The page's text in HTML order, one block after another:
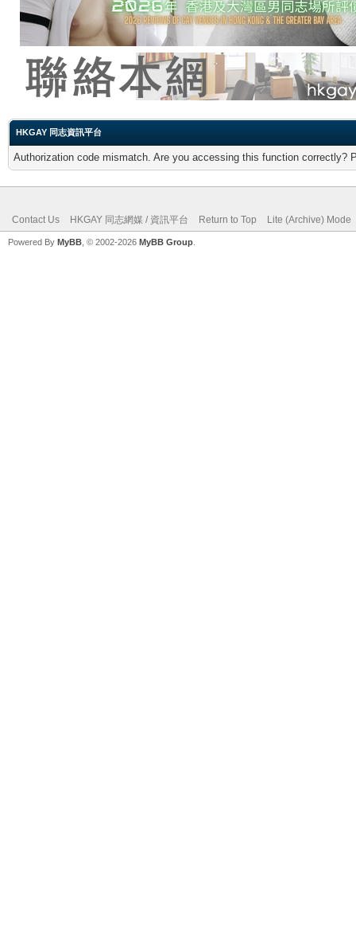
HKGAY 同志資訊平台
Authorization code mismatch. Are you accessing this function correctly?
Contact Us HKGAY 同志網媒 / 資訊平台 Return to Top Lite (Archive) Mode
Powered By MyBB , © 2002-2026 MyBB Group